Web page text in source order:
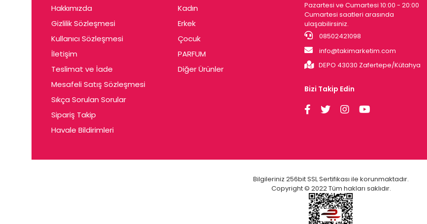
Hakkımızda
Gizlilik Sözleşmesi
Kullanıcı Sözleşmesi
İletişim
Teslimat ve İade
Mesafeli Satış Sözleşmesi
Sıkça Sorulan Sorular
Sipariş Takip
Havale Bildirimleri
Kadın
Erkek
Çocuk
PARFUM
Diğer Ürünler
Pazartesi ve Cumartesi 10:00 - 20:00
Cumartesi saatleri arasında
ulaşabilirsiniz.
08502421098
info@takimarketim.com
DEPO 43030 Zafertepe/Kütahya
Bizi Takip Edin
Bilgileriniz 256bit SSL Sertifikası ile korunmaktadır.
Copyright © 2022 Tüm hakları saklıdır.